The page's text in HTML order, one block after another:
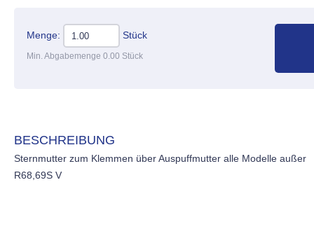
Menge: Stück
Min. Abgabemenge 0.00 Stück
BESCHREIBUNG
Sternmutter zum Klemmen über Auspuffmutter alle Modelle außer
R68,69S V